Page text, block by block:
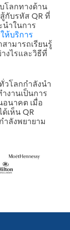
โลกทางด้าน
กับรหัส QR ที่
ำในการ
ห้บริการ
ามารถเรียนรู้
งไรและวิธีที่
วโลกกำลังนำ
งานเป็นการ
นาคต เมื่อ
เห็น QR
ลังพยายาม